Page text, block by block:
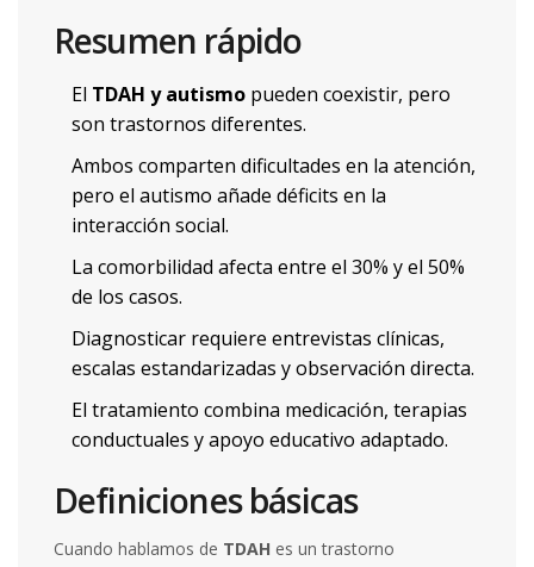
Resumen rápido
El TDAH y autismo pueden coexistir, pero
son trastornos diferentes.
Ambos comparten dificultades en la atención,
pero el autismo añade déficits en la
interacción social.
La comorbilidad afecta entre el 30% y el 50%
de los casos.
Diagnosticar requiere entrevistas clínicas,
escalas estandarizadas y observación directa.
El tratamiento combina medicación, terapias
conductuales y apoyo educativo adaptado.
Definiciones básicas
Cuando hablamos de TDAH esun trastorno